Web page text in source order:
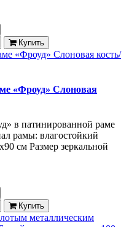
Купить
«Фроуд» Слоновая
в патинированной раме
рамы: влагостойкий
см Размер зеркальной
Купить